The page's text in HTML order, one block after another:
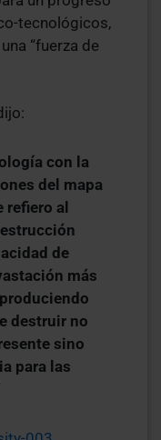
tecnológicos,
“fuerza de
con la
del mapa
al
de
más
destruir no
sino
para las